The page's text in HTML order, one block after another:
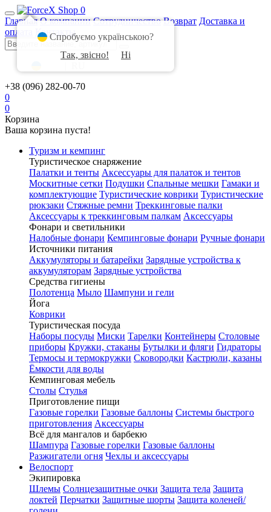
0
Главная О компании Сотрудничество Возврат Доставка и
оплата
Контакты
+38 (096) 282-00-70
0
0
Корзина
Ваша корзина пуста!
Туризм и кемпинг
Туристическое снаряжение
Палатки и тенты Аксессуары для палаток и тентов
Москитные сетки Подушки Спальные мешки Гамаки и
комплектующие Туристические коврики Туристические
рюкзаки Стяжные ремни Треккинговые палки
Аксессуары к треккинговым палкам Аксессуары
Фонари и светильники
Налобные фонари Кемпинговые фонари Ручные фонари
Источники питания
Аккумуляторы и батарейки Зарядные устройства к
аккумуляторам Зарядные устройства
Средства гигиены
Полотенца Мыло Шампуни и гели
Йога
Коврики
Туристическая посуда
Наборы посуды Миски Тарелки Контейнеры Столовые
приборы Кружки, стаканы Бутылки и фляги Гидраторы
Термосы и термокружки Сковородки Кастрюли, казаны
Ёмкости для воды
Кемпинговая мебель
Столы Стулья
Приготовление пищи
Газовые горелки Газовые баллоны Системы быстрого
приготовления Аксессуары
Всё для мангалов и барбекю
Шампура Газовые горелки Газовые баллоны
Разжигатели огня Чехлы и аксессуары
Велоспорт
Экипировка
Шлемы Солнцезащитные очки Защита тела Защита
локтей Перчатки Защитные шорты Защита коленей/
Спробуємо українською?
Так, звісно!
Ні